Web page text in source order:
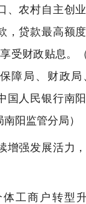
、农村自主创
，贷款最高额
受财政贴息。
障局、财政
国人民银行南
阳监管分局）
强发展活力，
工商户转型升